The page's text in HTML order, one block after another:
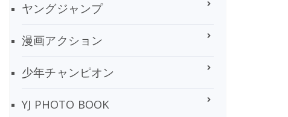
ヤングジャンプ
漫画アクション
少年チャンピオン
YJ PHOTO BOOK